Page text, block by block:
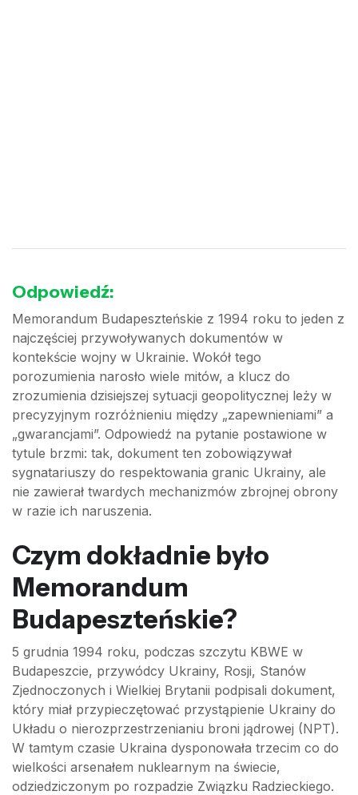
Odpowiedź:
Memorandum Budapeszteńskie z 1994 roku to jeden z
najczęściej przywoływanych dokumentów w
kontekście wojny w Ukrainie. Wokół tego
porozumienia narosło wiele mitów, a klucz do
zrozumienia dzisiejszej sytuacji geopolitycznej leży w
precyzyjnym rozróżnieniu między „zapewnieniami” a
„gwarancjami”. Odpowiedź na pytanie postawione w
tytule brzmi: tak, dokument ten zobowiązywał
sygnatariuszy do respektowania granic Ukrainy, ale
nie zawierał twardych mechanizmów zbrojnej obrony
w razie ich naruszenia.
Czym dokładnie było
Memorandum
Budapeszteńskie?
5 grudnia 1994 roku, podczas szczytu KBWE w
Budapeszcie, przywódcy Ukrainy, Rosji, Stanów
Zjednoczonych i Wielkiej Brytanii podpisali dokument,
który miał przypieczętować przystąpienie Ukrainy do
Układu o nierozprzestrzenianiu broni jądrowej (NPT).
W tamtym czasie Ukraina dysponowała trzecim co do
wielkości arsenałem nuklearnym na świecie,
odziedziczonym po rozpadzie Związku Radzieckiego.